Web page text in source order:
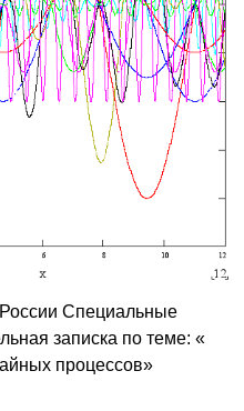
Специальные
записка по теме: «
процессов»